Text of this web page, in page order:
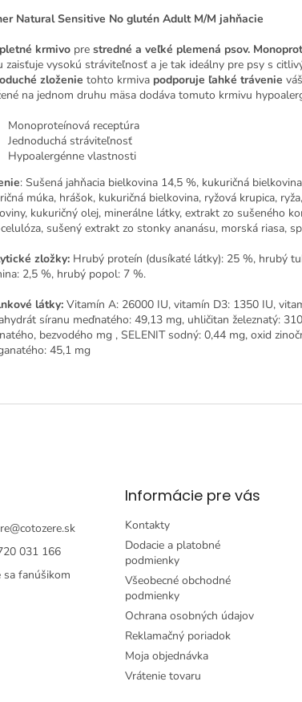
Natural Sensitive No glutén Adult M/M jahňacie
krmivo pre stredné a veľké plemená psov.
zaisťuje vysokú stráviteľnosť a je tak ideálny pre psy s
zloženie tohto krmiva podporuje ľahké trávenie
na jednom druhu mäsa dodáva tomuto krmivu
Monoproteínová receptúra
Jednoduchá stráviteľnosť
Hypoalergénne vlastnosti
: Sušená jahňacia bielkovina 14,5 %, kukuričná
múka, hrášok, kukuričná bielkovina, ryžová krupica,
kukuričný olej, minerálne látky, extrakt zo sušeného
sušený extrakt zo stonky ananásu, morská riasa,
zložky: Hrubý proteín (dusíkaté látky): 25 %, hrubý
2,5 %, hrubý popol: 7 %.
látky: Vitamín A: 26000 IU, vitamín D3: 1350 IU,
síranu meďnatého: 49,13 mg, uhličitan železnatý:
bezvodého mg , SELENIT sodný: 0,44 mg, oxid
45,1 mg
@cotozere.sk
031 166
sa fanúšikom
Informácie pre vás
Kontakty
Dodacie a platobné
podmienky
Všeobecné obchodné
podmienky
Ochrana osobných údajov
Reklamačný poriadok
Moja objednávka
Vrátenie tovaru